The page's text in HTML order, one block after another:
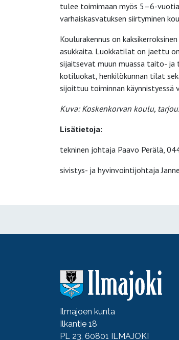
tulee toimimaan myös 5–6-
varhaiskasvatuksen siirtyminen
Koulurakennus on
asukkaita. Luokkatilat on jaettu
sijaitsevat muun muassa taito- ja
kotiluokat, henkilökunnan tilat
sijoittuu toiminnan käynnistyessä
Kuva: Koskenkorvan koulu,
Lisätietoja:
tekninen johtaja Paavo Perälä,
sivistys- ja hyvinvointijohtaja
Ilmajoen kunta
Ilkantie 18
PL 23, 60801 ILMAJOKI